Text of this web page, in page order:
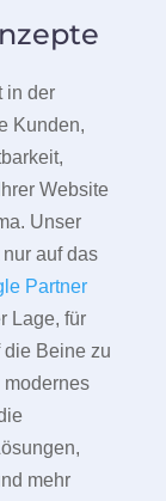
in der
Kunden,
Website
Unser
auf das
Partner
Lage, für
Beine zu
mehr